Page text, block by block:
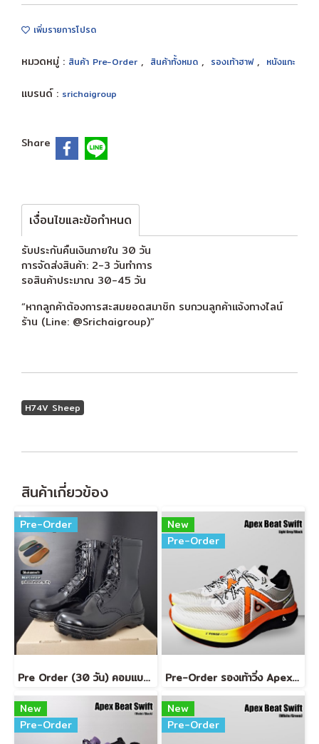
เพิ่มรายการโปรด
หมวดหมู่ : สินค้า Pre-Order , สินค้าทั้งหมด , รองเท้าฮาฟ , หนังแกะ
แบรนด์ : srichaigroup
Share
เงื่อนไขและข้อกำหนด
รับประกันคืนเงินภายใน 30 วัน
การจัดส่งสินค้า: 2-3 วันทำการ
รอสินค้าประมาณ 30-45 วัน
“หากลูกค้าต้องการสะสมยอดสมาชิก รบกวนลูกค้าแจ้งทางไลน์
ร้าน (Line: @Srichaigroup)”
H74V Sheep
สินค้าเกี่ยวข้อง
Pre-Order
Pre Order (30 วัน) คอมแบท รุ่น USP5+ Zip
New
Pre-Order
Pre-Order รองเท้าวิ่ง Apex Beat Swift (Light Grey/Black)
New
Pre-Order
New
Pre-Order